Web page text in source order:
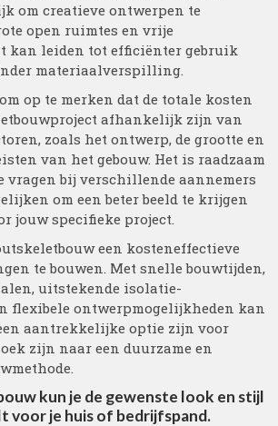
om creatieve ontwerpen te
open ruimtes en vrije
kan leiden tot efficiënter gebruik
materiaalverspilling.
op te merken dat de totale kosten
afhankelijk zijn van
zoals het ontwerp, de grootte en
van het gebouw. Het is raadzaam
vragen bij verschillende aannemers
om een beter beeld te krijgen
jouw specifieke project.
een kosteneffectieve
te bouwen. Met snelle bouwtijden,
uitstekende isolatie-
flexibele ontwerpmogelijkheden kan
aantrekkelijke optie zijn voor
zijn naar een duurzame en
kun je de gewenste look en stijl
voor je huis of bedrijfspand.